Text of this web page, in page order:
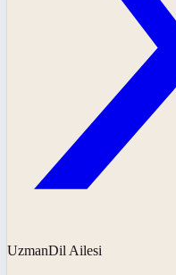
UzmanDil Ailesi